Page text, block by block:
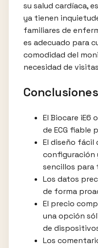
su salud cardíaca,
ya tienen
familiares de
es adecuado para
comodidad del
necesidad de
El Biocare iE6
de ECG fiable
El diseño fácil
configuración
sencillos para
Los datos
de forma
El precio
una opción
de
Los